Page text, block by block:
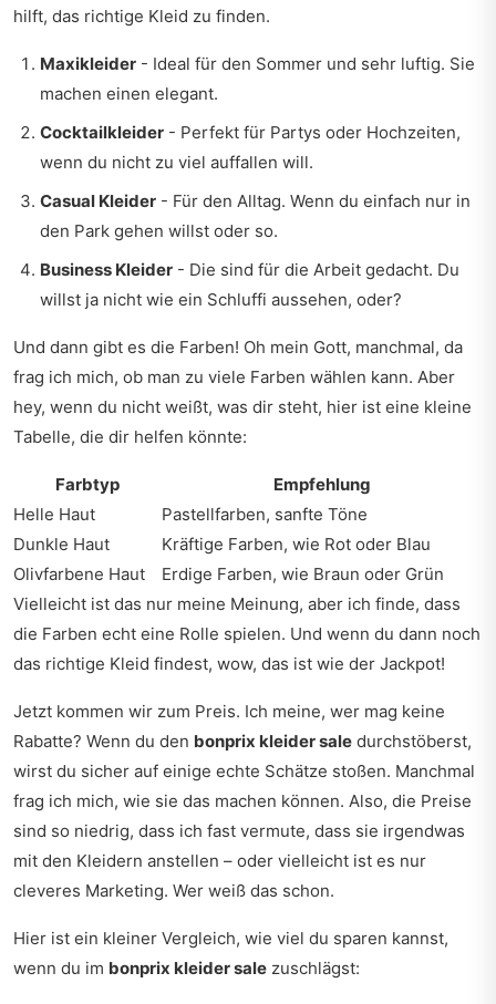
hilft, das richtige Kleid zu finden.
Maxikleider - Ideal für den Sommer und sehr luftig. Sie
machen einen elegant.
Cocktailkleider - Perfekt für Partys oder Hochzeiten,
wenn du nicht zu viel auffallen will.
Casual Kleider - Für den Alltag. Wenn du einfach nur in
den Park gehen willst oder so.
Business Kleider - Die sind für die Arbeit gedacht. Du
willst ja nicht wie ein Schluffi aussehen, oder?
Und dann gibt es die Farben! Oh mein Gott, manchmal, da
frag ich mich, ob man zu viele Farben wählen kann. Aber
hey, wenn du nicht weißt, was dir steht, hier ist eine kleine
Tabelle, die dir helfen könnte:
Farbtyp
Empfehlung
Helle Haut
Pastellfarben, sanfte Töne
Dunkle Haut
Kräftige Farben, wie Rot oder Blau
Olivfarbene Haut
Erdige Farben, wie Braun oder Grün
Vielleicht ist das nur meine Meinung, aber ich finde, dass
die Farben echt eine Rolle spielen. Und wenn du dann noch
das richtige Kleid findest, wow, das ist wie der Jackpot!
Jetzt kommen wir zum Preis. Ich meine, wer mag keine
Rabatte? Wenn du den bonprix kleider sale durchstöberst,
wirst du sicher auf einige echte Schätze stoßen. Manchmal
frag ich mich, wie sie das machen können. Also, die Preise
sind so niedrig, dass ich fast vermute, dass sie irgendwas
mit den Kleidern anstellen – oder vielleicht ist es nur
cleveres Marketing. Wer weiß das schon.
Hier ist ein kleiner Vergleich, wie viel du sparen kannst,
wenn du im bonprix kleider sale zuschlägst: